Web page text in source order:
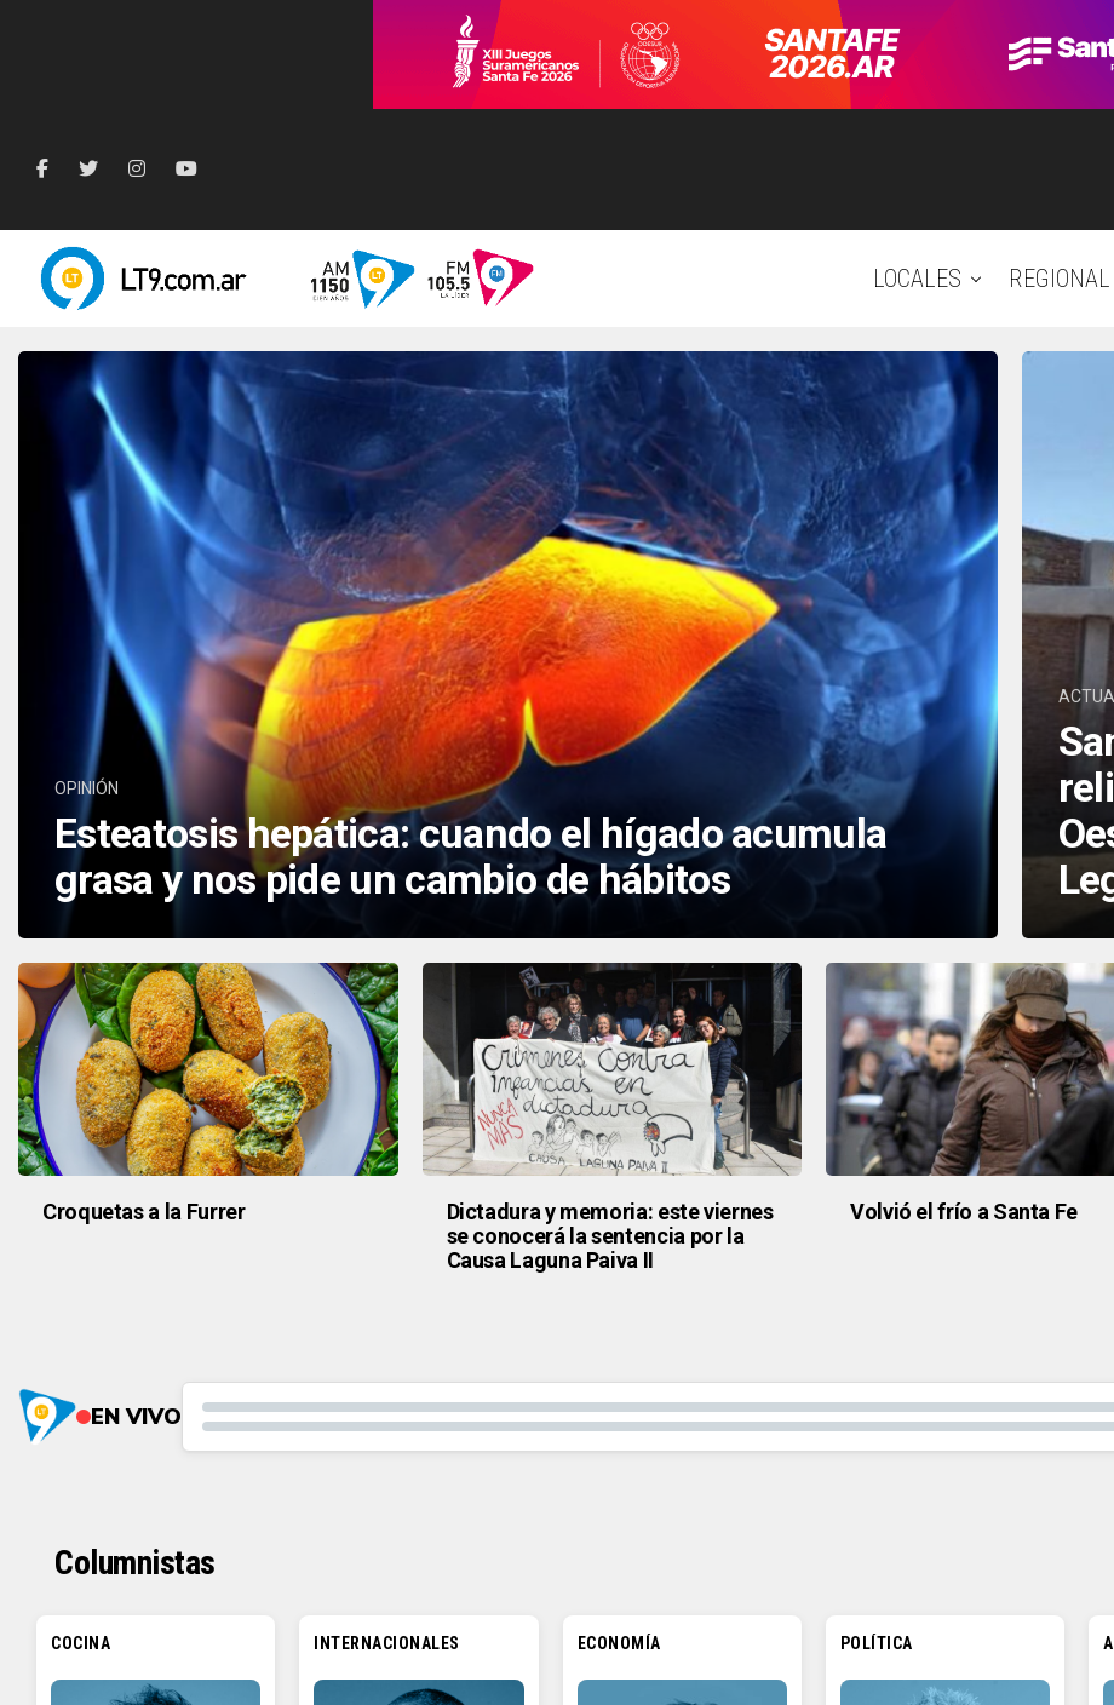
LOCALES REGIONAL
OPINIÓN
Esteatosis hepática: cuando el hígado acumula
grasa y nos pide un cambio de hábitos
Croquetas a la Furrer
Dictadura y memoria: este viernes
se conocerá la sentencia por la
Causa Laguna Paiva II
Volvió el frío a Santa Fe
EN VIVO
Columnistas
COCINA INTERNACIONALES ECONOMÍA POLÍTICA